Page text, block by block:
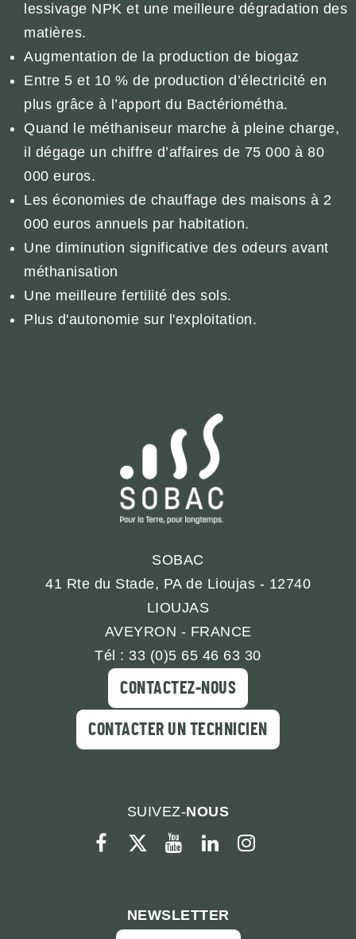
lessivage NPK et une meilleure dégradation des
matières.
Augmentation de la production de biogaz
Entre 5 et 10 % de production d’électricité en
plus grâce à l’apport du Bactériométha.
Quand le méthaniseur marche à pleine charge,
il dégage un chiffre d’affaires de 75 000 à 80
000 euros.
Les économies de chauffage des maisons à 2
000 euros annuels par habitation.
Une diminution significative des odeurs avant
méthanisation
Une meilleure fertilité des sols.
Plus d'autonomie sur l'exploitation.
SOBAC
41 Rte du Stade, PA de Lioujas - 12740
LIOUJAS
AVEYRON - FRANCE
Tél : 33 (0)5 65 46 63 30
CONTACTEZ-NOUS
CONTACTER UN TECHNICIEN
SUIVEZ-NOUS
facebook
twitteryoutubelinkedin
NEWSLETTER